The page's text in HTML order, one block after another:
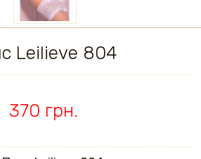
Leilieve 804
370 грн.